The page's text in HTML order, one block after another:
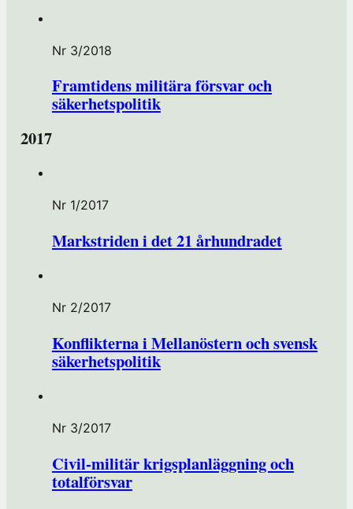
Nr 3/2018
Framtidens militära försvar och
säkerhetspolitik
2017
Nr 1/2017
Markstriden i det 21 århundradet
Nr 2/2017
Konflikterna i Mellanöstern och svensk
säkerhetspolitik
Nr 3/2017
Civil-militär krigsplanläggning och
totalförsvar